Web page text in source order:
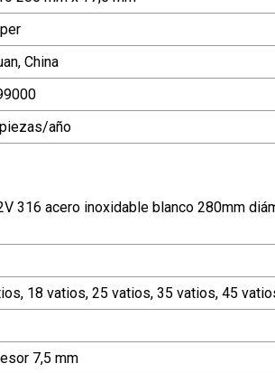
China
año
316 acero inoxidable blanco 280mm
18 vatios, 25 vatios, 35 vatios, 45
7,5 mm